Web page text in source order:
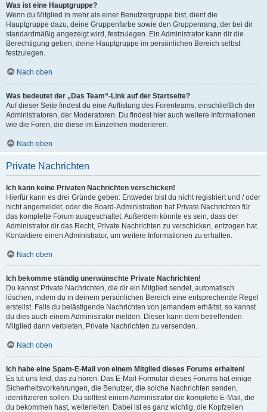
Was ist eine Hauptgruppe?
Wenn du Mitglied in mehr als einer Benutzergruppe bist, dient die
Hauptgruppe dazu, deine Gruppenfarbe sowie den Gruppenrang, der bei dir
standardmäßig angezeigt wird, festzulegen. Ein Administrator kann dir die
Berechtigung geben, deine Hauptgruppe im persönlichen Bereich selbst
festzulegen.
Nach oben
Was bedeutet der „Das Team“-Link auf der Startseite?
Auf dieser Seite findest du eine Auflistung des Forenteams, einschließlich der
Administratoren, der Moderatoren. Du findest hier auch weitere Informationen
wie die Foren, die diese im Einzelnen moderieren.
Nach oben
Private Nachrichten
Ich kann keine Privaten Nachrichten verschicken!
Hierfür kann es drei Gründe geben: Entweder bist du nicht registriert und / oder
nicht angemeldet, oder die Board-Administration hat Private Nachrichten für
das komplette Forum ausgeschaltet. Außerdem könnte es sein, dass der
Administrator dir das Recht, Private Nachrichten zu verschicken, entzogen hat.
Kontaktiere einen Administrator, um weitere Informationen zu erhalten.
Nach oben
Ich bekomme ständig unerwünschte Private Nachrichten!
Du kannst Private Nachrichten, die dir ein Mitglied sendet, automatisch
löschen, indem du in deinem persönlichen Bereich eine entsprechende Regel
erstellst. Falls du belästigende Nachrichten von jemandem erhältst, so kannst
du dies auch einem Administrator melden. Dieser kann dem betreffenden
Mitglied dann verbieten, Private Nachrichten zu versenden.
Nach oben
Ich habe eine Spam-E-Mail von einem Mitglied dieses Forums erhalten!
Es tut uns leid, das zu hören. Das E-Mail-Formular dieses Forums hat einige
Sicherheitsvorkehrungen, die Benutzer, die solche Nachrichten senden,
identifizieren sollen. Du solltest einem Administrator die komplette E-Mail, die
du bekommen hast, weiterleiten. Dabei ist es ganz wichtig, die Kopfzeilen